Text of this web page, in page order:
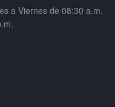
a Viernes de 08:30 a.m.